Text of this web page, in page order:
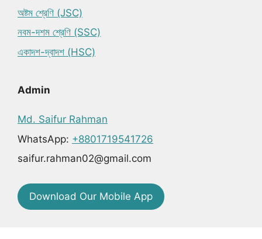
অষ্টম শ্রেণি (JSC)
নবম-দশম শ্রেণি (SSC)
একাদশ-দ্বাদশ (HSC)
Admin
Md. Saifur Rahman
WhatsApp: +8801719541726
saifur.rahman02@gmail.com
Download Our Mobile App